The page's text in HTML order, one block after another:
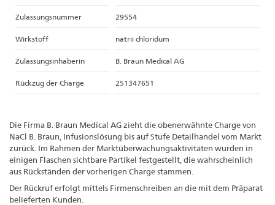
Zulassungsnummer 29554
Wirkstoff natrii chloridum
Zulassungsinhaberin B. Braun Medical AG
Rückzug der Charge 251347651
Die Firma B. Braun Medical AG zieht die obenerwähnte Charge von
NaCl B. Braun, Infusionslösung bis auf Stufe Detailhandel vom Markt
zurück. Im Rahmen der Marktüberwachungsaktivitäten wurden in
einigen Flaschen sichtbare Partikel festgestellt, die wahrscheinlich
aus Rückständen der vorherigen Charge stammen.
Der Rückruf erfolgt mittels Firmenschreiben an die mit dem Präparat
belieferten Kunden.